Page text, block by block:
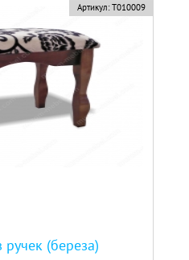
Артикул: Т010009
ручек (береза)